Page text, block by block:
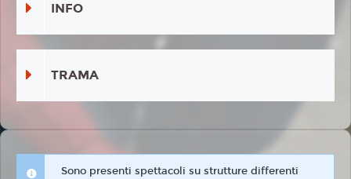
INFO
TRAMA
Sono presenti spettacoli su strutture differenti